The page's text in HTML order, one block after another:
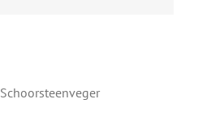
Schoorsteenveger